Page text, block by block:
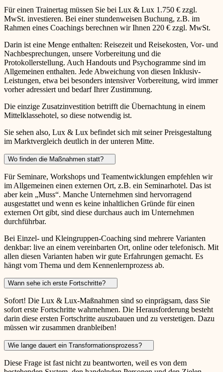
Für einen Trainertag müssen Sie bei Lux & Lux 1.750 € zzgl.
MwSt. investieren. Bei einer stundenweisen Buchung, z.B. im
Rahmen eines Coachings berechnen wir Ihnen 220 € zzgl. MwSt.
Darin ist eine Menge enthalten: Reisezeit und Reisekosten, Vor- und
Nachbesprechungen, unsere Vorbereitung und die
Protokollerstellung. Auch Handouts und Psychogramme sind im
Allgemeinen enthalten. Jede Abweichung von diesen Inklusiv-
Leistungen, etwa bei besonders intensiver Vorbereitung, wird immer
vorher adressiert und bedarf Ihrer Zustimmung.
Die einzige Zusatzinvestition betrifft die Übernachtung in einem
Mittelklassehotel, so diese notwendig ist.
Sie sehen also, Lux & Lux befindet sich mit seiner Preisgestaltung
im Marktvergleich deutlich in der unteren Mitte.
Wo finden die Maßnahmen statt?
Für Seminare, Workshops und Teamentwicklungen empfehlen wir
im Allgemeinen einen externen Ort, z.B. ein Seminarhotel. Das ist
aber kein „Muss“. Manche Unternehmen sind hervorragend
ausgestattet und wenn es keine inhaltlichen Gründe für einen
externen Ort gibt, sind diese durchaus auch im Unternehmen
durchführbar.
Bei Einzel- und Kleingruppen-Coaching sind mehrere Varianten
denkbar: live an einem vereinbarten Ort, online oder telefonisch. Mit
allen diesen Varianten haben wir gute Erfahrungen gemacht. Es
hängt vom Thema und dem Kennenlernprozess ab.
Wann sehe ich erste Fortschritte?
Sofort! Die Lux & Lux-Maßnahmen sind so einprägsam, dass Sie
sofort erste Fortschritte wahrnehmen. Die Herausforderung besteht
darin diese ersten Fortschritte auszubauen und zu verstetigen. Dazu
müssen wir zusammen dranbleiben!
Wie lange dauert ein Transformationsprozess?
Diese Frage ist fast nicht zu beantworten, weil es von dem